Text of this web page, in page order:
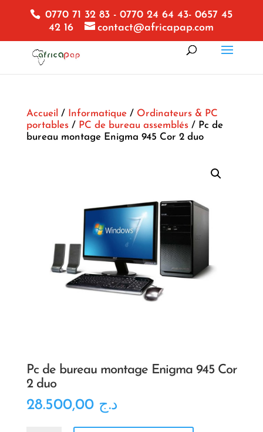
0770 71 32 83 - 0770 24 64 43- 0657 45
42 16
contact@africapap.com
Accueil / Informatique/ Ordinateurs & PC
portables/ PC de bureau assemblés/ Pc de
bureau montage Enigma 945 Cor 2 duo
Pc de bureau montage Enigma 945 Cor
2 duo
د.ج 28.500,00